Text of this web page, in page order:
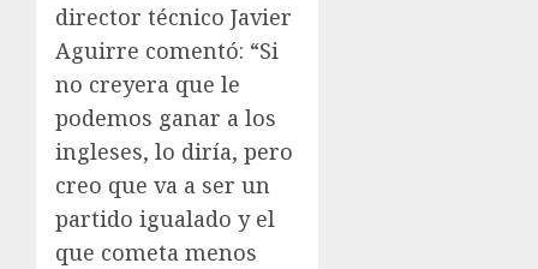
director técnico Javier
Aguirre comentó: “Si
no creyera que le
podemos ganar a los
ingleses, lo diría, pero
creo que va a ser un
partido igualado y el
que cometa menos